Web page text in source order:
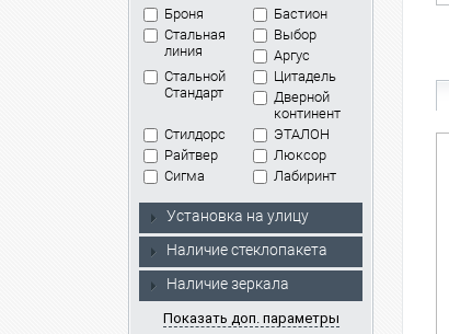
Броня
Бастион
Стальная
линия
Выбор
Аргус
Стальной
Стандарт
Цитадель
Дверной
континент
Стилдорс
ЭТАЛОН
Райтвер
Люксор
Сигма
Лабиринт
Установка на улицу
Наличие стеклопакета
Наличие зеркала
Показать доп. параметры